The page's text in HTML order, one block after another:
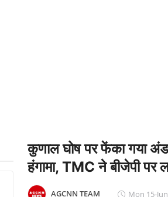
कुणाल घोष पर फेंका गया
हंगामा, TMC ने बीजेपी पर
AGCNN TEAM Mon 15-